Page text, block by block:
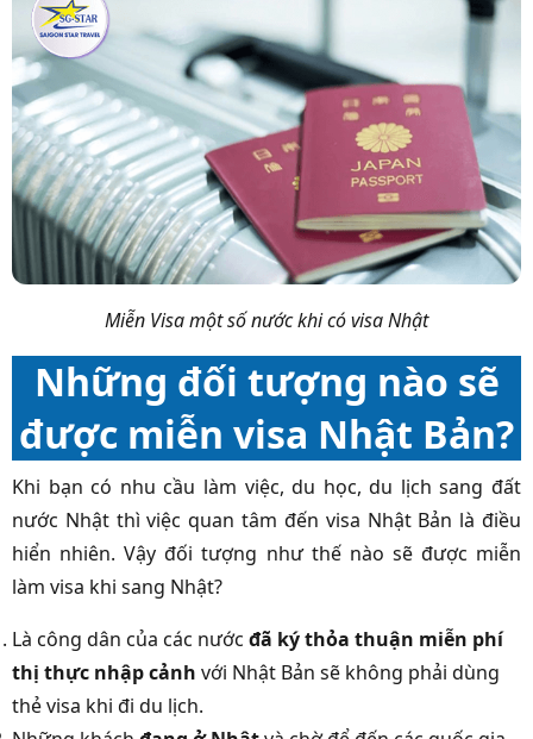
Miễn Visa một số nước khi có visa Nhật
Những đối tượng nào sẽ
được miễn visa Nhật Bản?
Khi bạn có nhu cầu làm việc, du học, du lịch sang đất
nước Nhật thì việc quan tâm đến visa Nhật Bản là điều
hiển nhiên. Vậy đối tượng như thế nào sẽ được miễn
làm visa khi sang Nhật?
Là công dân của các nước đã ký thỏa thuận miễn phí
thị thực nhập cảnh với Nhật Bản sẽ không phải dùng
thẻ visa khi đi du lịch.